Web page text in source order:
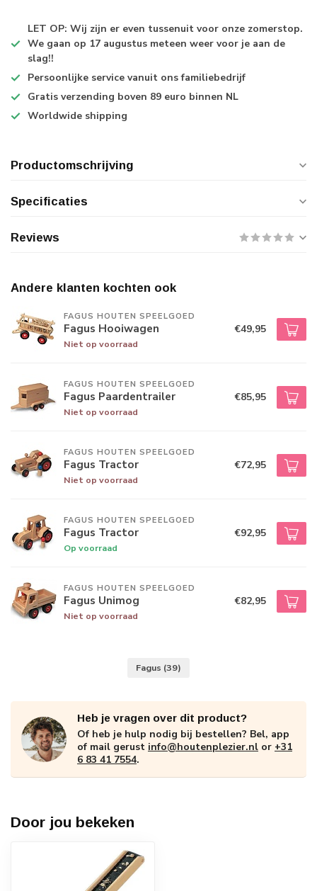
LET OP: Wij zijn er even tussenuit voor onze zomerstop.
We gaan op 17 augustus meteen weer voor je aan de
slag!!
Persoonlijke service vanuit ons familiebedrijf
Gratis verzending boven 89 euro binnen NL
Worldwide shipping
Productomschrijving
Specificaties
Reviews
Andere klanten kochten ook
FAGUS HOUTEN SPEELGOED
Fagus Hooiwagen
Niet op voorraad
€49,95
FAGUS HOUTEN SPEELGOED
Fagus Paardentrailer
Niet op voorraad
€85,95
FAGUS HOUTEN SPEELGOED
Fagus Tractor
Niet op voorraad
€72,95
FAGUS HOUTEN SPEELGOED
Fagus Tractor
Op voorraad
€92,95
FAGUS HOUTEN SPEELGOED
Fagus Unimog
Niet op voorraad
€82,95
Fagus (39)
Heb je vragen over dit product?
Of heb je hulp nodig bij bestellen? Bel, app
of mail gerust info@houtenplezier.nl or +31
6 83 41 7554.
Door jou bekeken